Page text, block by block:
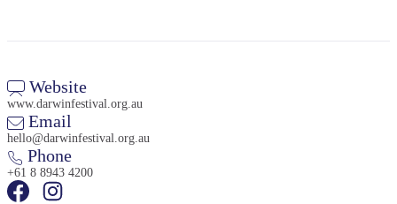
Website
www.darwinfestival.org.au
Email
hello@darwinfestival.org.au
Phone
+61 8 8943 4200